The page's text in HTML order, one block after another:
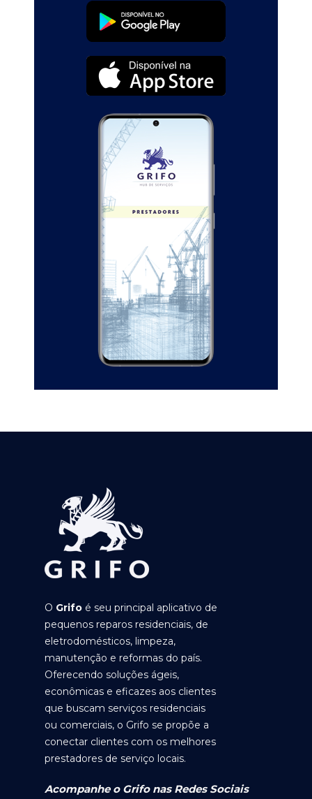
O Grifo é seu principal aplicativo de
pequenos reparos residenciais, de
eletrodomésticos, limpeza,
manutenção e reformas do país.
Oferecendo soluções ágeis,
econômicas e eficazes aos clientes
que buscam serviços residenciais
ou comerciais, o Grifo se propõe a
conectar clientes com os melhores
prestadores de serviço locais.
Acompanhe o Grifo nas Redes Sociais